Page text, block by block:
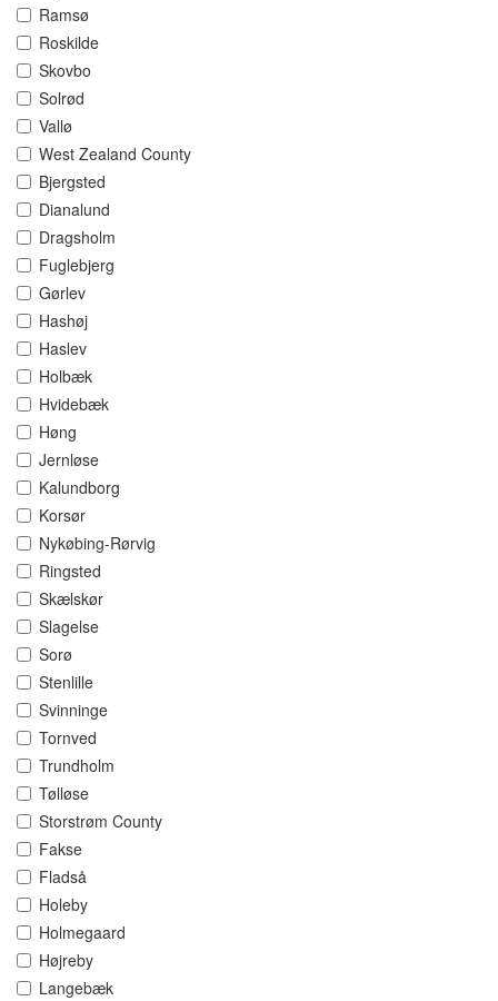
Ramsø
Roskilde
Skovbo
Solrød
Vallø
West Zealand County
Bjergsted
Dianalund
Dragsholm
Fuglebjerg
Gørlev
Hashøj
Haslev
Holbæk
Hvidebæk
Høng
Jernløse
Kalundborg
Korsør
Nykøbing-Rørvig
Ringsted
Skælskør
Slagelse
Sorø
Stenlille
Svinninge
Tornved
Trundholm
Tølløse
Storstrøm County
Fakse
Fladså
Holeby
Holmegaard
Højreby
Langebæk